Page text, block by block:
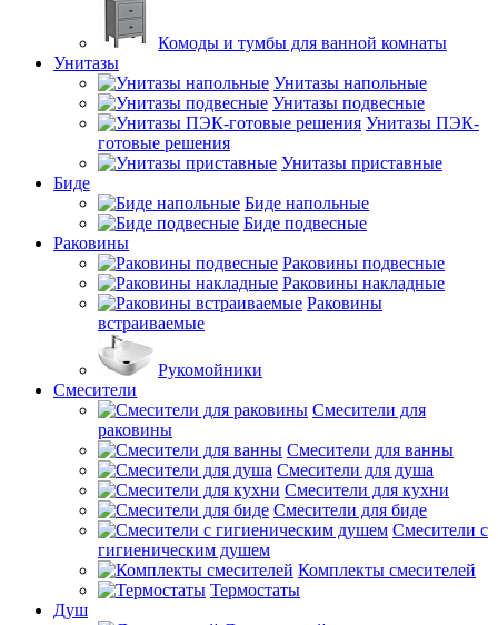
Комоды и тумбы для ванной комнаты
Унитазы
Унитазы напольные
Унитазы подвесные
Унитазы ПЭК-
готовые решения
Унитазы приставные
Биде
Биде напольные
Биде подвесные
Раковины
Раковины подвесные
Раковины накладные
Раковины
встраиваемые
Рукомойники
Смесители
Смесители для
раковины
Смесители для ванны
Смесители для душа
Смесители для кухни
Смесители для биде
Смесители с
гигиеническим душем
Комплекты смесителей
Термостаты
Душ